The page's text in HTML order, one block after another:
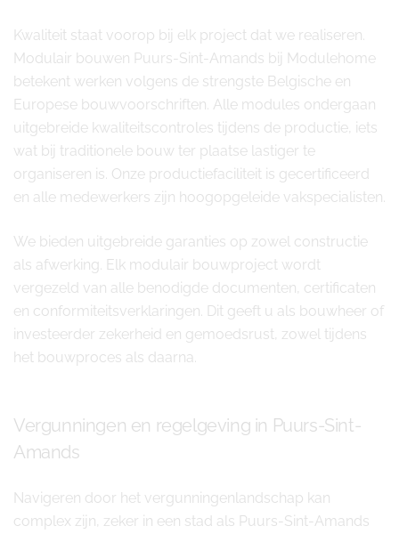
Kwaliteit staat voorop bij elk project dat we realiseren.
Modulair bouwen Puurs-Sint-Amands bij Modulehome
betekent werken volgens de strengste Belgische en
Europese bouwvoorschriften. Alle modules ondergaan
uitgebreide kwaliteitscontroles tijdens de productie, iets
wat bij traditionele bouw ter plaatse lastiger te
organiseren is. Onze productiefaciliteit is gecertificeerd
en alle medewerkers zijn hoogopgeleide vakspecialisten.
We bieden uitgebreide garanties op zowel constructie
als afwerking. Elk modulair bouwproject wordt
vergezeld van alle benodigde documenten, certificaten
en conformiteitsverklaringen. Dit geeft u als bouwheer of
investeerder zekerheid en gemoedsrust, zowel tijdens
het bouwproces als daarna.
Vergunningen en regelgeving in Puurs-Sint-
Amands
Navigeren door het vergunningenlandschap kan
complex zijn, zeker in een stad als Puurs-Sint-Amands